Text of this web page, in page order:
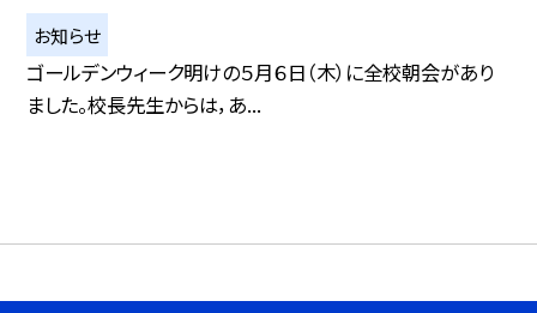
お知らせ
ゴールデンウィーク明けの５月６日（木）に全校朝会があり
ました。校長先生からは，あ...